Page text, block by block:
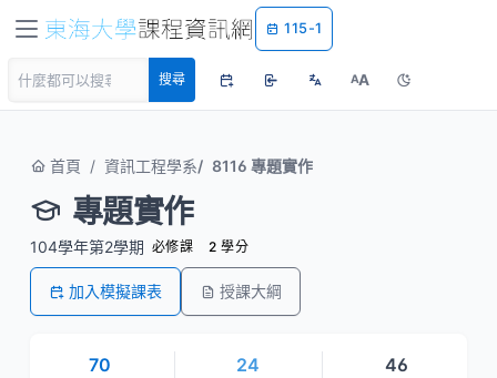
115-1
搜尋 AA
首頁 資訊工程學系 8116 專題實作
專題實作
104學年第2學期 必修課 2 學分
加入模擬課表 授課大綱
70 24 46